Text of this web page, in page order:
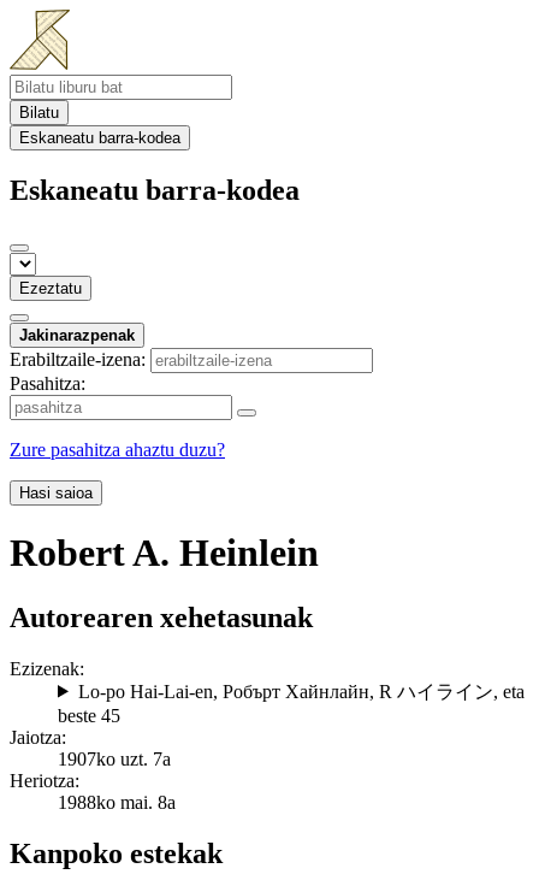
Bilatu
Eskaneatu barra-kodea
Eskaneatu barra-kodea
Ezeztatu
Jakinarazpenak
Erabiltzaile-izena:
Pasahitza:
Zure pasahitza ahaztu duzu?
Hasi saioa
Robert A. Heinlein
Autorearen xehetasunak
Ezizenak:
Lo-po Hai-Lai-en, Робърт Хайнлайн, R ハイライン, eta
beste 45
Jaiotza:
1907ko uzt. 7a
Heriotza:
1988ko mai. 8a
Kanpoko estekak